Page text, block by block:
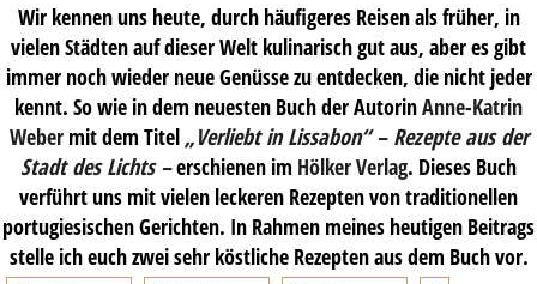
Wir kennen uns heute, durch häufigeres Reisen als früher, in
vielen Städten auf dieser Welt kulinarisch gut aus, aber es gibt
immer noch wieder neue Genüsse zu entdecken, die nicht jeder
kennt. So wie in dem neuesten Buch der AutorinAnne-Katrin
Webermit dem Titel „Verliebt in Lissabon“ – Rezepte aus der
Stadt des Lichts –erschienen im Hölker Verlag. Dieses Buch
verführt uns mit vielen leckeren Rezepten von traditionellen
portugiesischen Gerichten. In Rahmen meines heutigen Beitrags
stelle ich euch zwei sehr köstliche Rezepten aus dem Buch vor.